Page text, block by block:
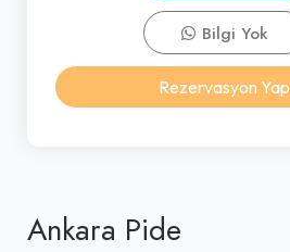
Ankara Pide
Bilgi Yok
Rezervasyon Yap